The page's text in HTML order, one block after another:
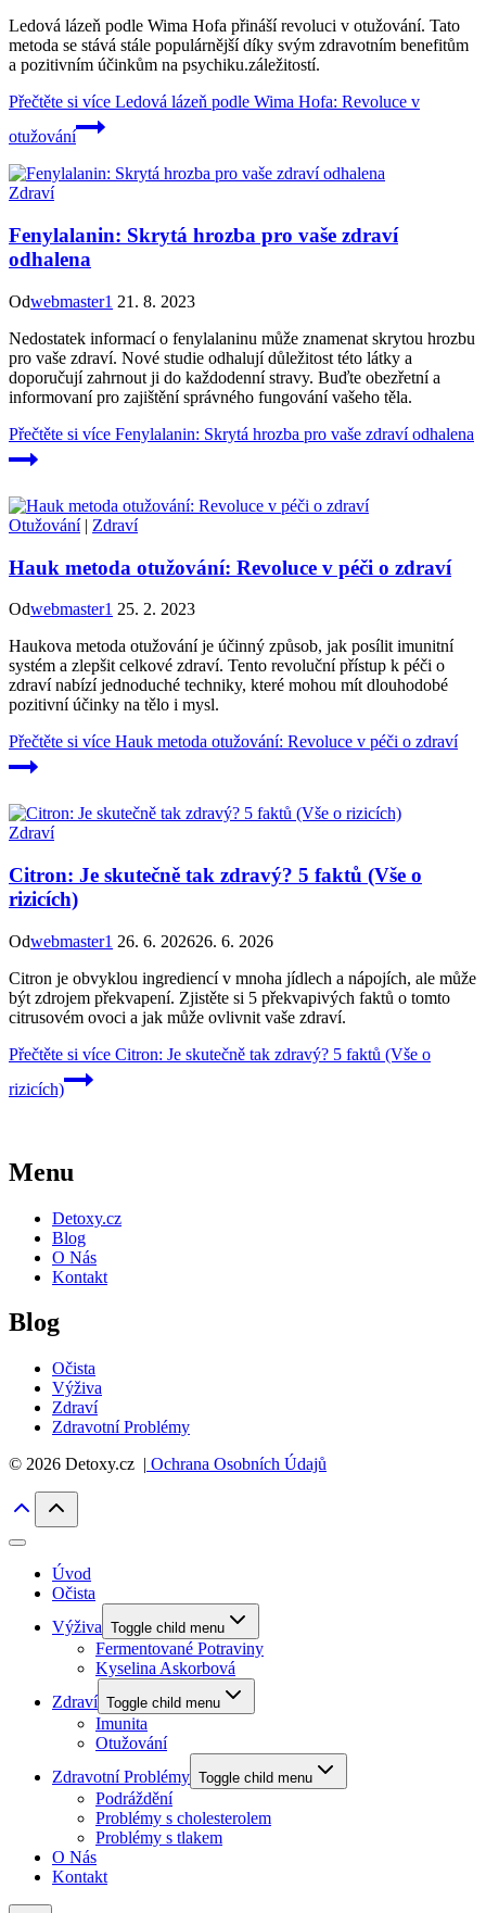
Ledová lázeň podle Wima Hofa přináší revoluci v otužování. Tato
metoda se stává stále populárnější díky svým zdravotním benefitům
a pozitivním účinkům na psychiku.záležitostí.
Přečtěte si více Ledová lázeň podle Wima Hofa: Revoluce v
otužování
Zdraví
Fenylalanin: Skrytá hrozba pro vaše zdraví
odhalena
Odwebmaster1 21. 8. 2023
Nedostatek informací o fenylalaninu může znamenat skrytou hrozbu
pro vaše zdraví. Nové studie odhalují důležitost této látky a
doporučují zahrnout ji do každodenní stravy. Buďte obezřetní a
informovaní pro zajištění správného fungování vašeho těla.
Přečtěte si více Fenylalanin: Skrytá hrozba pro vaše zdraví odhalena
Otužování| Zdraví
Hauk metoda otužování: Revoluce v péči o zdraví
Odwebmaster1 25. 2. 2023
Haukova metoda otužování je účinný způsob, jak posílit imunitní
systém a zlepšit celkové zdraví. Tento revoluční přístup k péči o
zdraví nabízí jednoduché techniky, které mohou mít dlouhodobé
pozitivní účinky na tělo i mysl.
Přečtěte si více Hauk metoda otužování: Revoluce v péči o zdraví
Zdraví
Citron: Je skutečně tak zdravý? 5 faktů (Vše o
rizicích)
Odwebmaster1 26. 6. 202626. 6. 2026
Citron je obvyklou ingrediencí v mnoha jídlech a nápojích, ale může
být zdrojem překvapení. Zjistěte si 5 překvapivých faktů o tomto
citrusovém ovoci a jak může ovlivnit vaše zdraví.
Přečtěte si více Citron: Je skutečně tak zdravý? 5 faktů (Vše o
rizicích)
Menu
Detoxy.cz
Blog
O Nás
Kontakt
Blog
Očista
Výživa
Zdraví
Zdravotní Problémy
© 2026 Detoxy.cz | Ochrana Osobních Údajů
Úvod
Očista
Výživa Toggle child menu
Fermentované Potraviny
Kyselina Askorbová
Zdraví Toggle child menu
Imunita
Otužování
Zdravotní Problémy Toggle child menu
Podráždění
Problémy s cholesterolem
Problémy s tlakem
O Nás
Kontakt